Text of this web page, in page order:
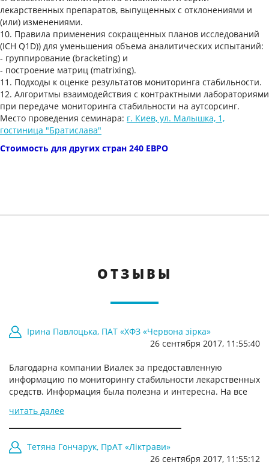
лекарственных препаратов, выпущенных с отклонениями и
(или) изменениями.
10. Правила применения сокращенных планов исследований
(ICH Q1D)) для уменьшения объема аналитических испытаний:
- группирование (bracketing) и
- построение матриц (matrixing).
11. Подходы к оценке результатов мониторинга стабильности.
12. Алгоритмы взаимодействия с контрактными лабораториями
при передаче мониторинга стабильности на аутсорсинг.
Место проведения семинара: г. Киев, ул. Малышка, 1,
гостиница "Братислава"
Стоимость для других стран 240 ЕВРО
ОТЗЫВЫ
Ірина Павлоцька, ПАТ «ХФЗ «Червона зірка»
26 сентября 2017, 11:55:40
Благодарна компании Виалек за предоставленную
информацию по мониторингу стабильности лекарственных
средств. Информация была полезна и интересна. На все
ответ.
читать далее
Тетяна Гончарук, ПрАТ «Ліктрави»
26 сентября 2017, 11:55:12